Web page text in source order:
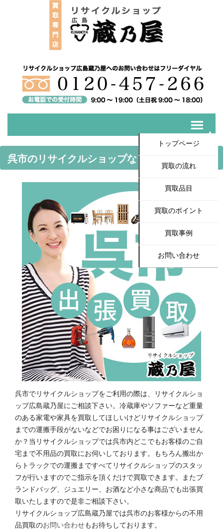
トップページ
買取の流れ
買取品目
買取のポイント
買取事例
お問い合わせ
呉市のリサイクルショップなら広島蔵乃屋
呉市でリサイクルショップをご利用の際は、リサイクルショ
ップ広島蔵乃屋にご相談下さい。冷蔵庫やソファーなど重量
のある家電や家具を買取してほしいけどリサイクルショップ
までの運搬手段がないなどでお困りになる事はございません
か？当リサイクルショップでは呉市内どこでもお客様のご自
宅まで不用品の買取にお伺いしております。もちろん搬出か
らトラックでの運搬まですべてリサイクルショップのスタッ
フが行いますのでご指示を頂くだけで買取できます。またブ
ランドバッグ、ジュエリー、お酒など小さな商品でも出張買
取いたしますので是非ご相談下さい。
リサイクルショップ広島蔵乃屋では呉市のお客様からの不用
品買取のお問い合わせもお待ちしております。